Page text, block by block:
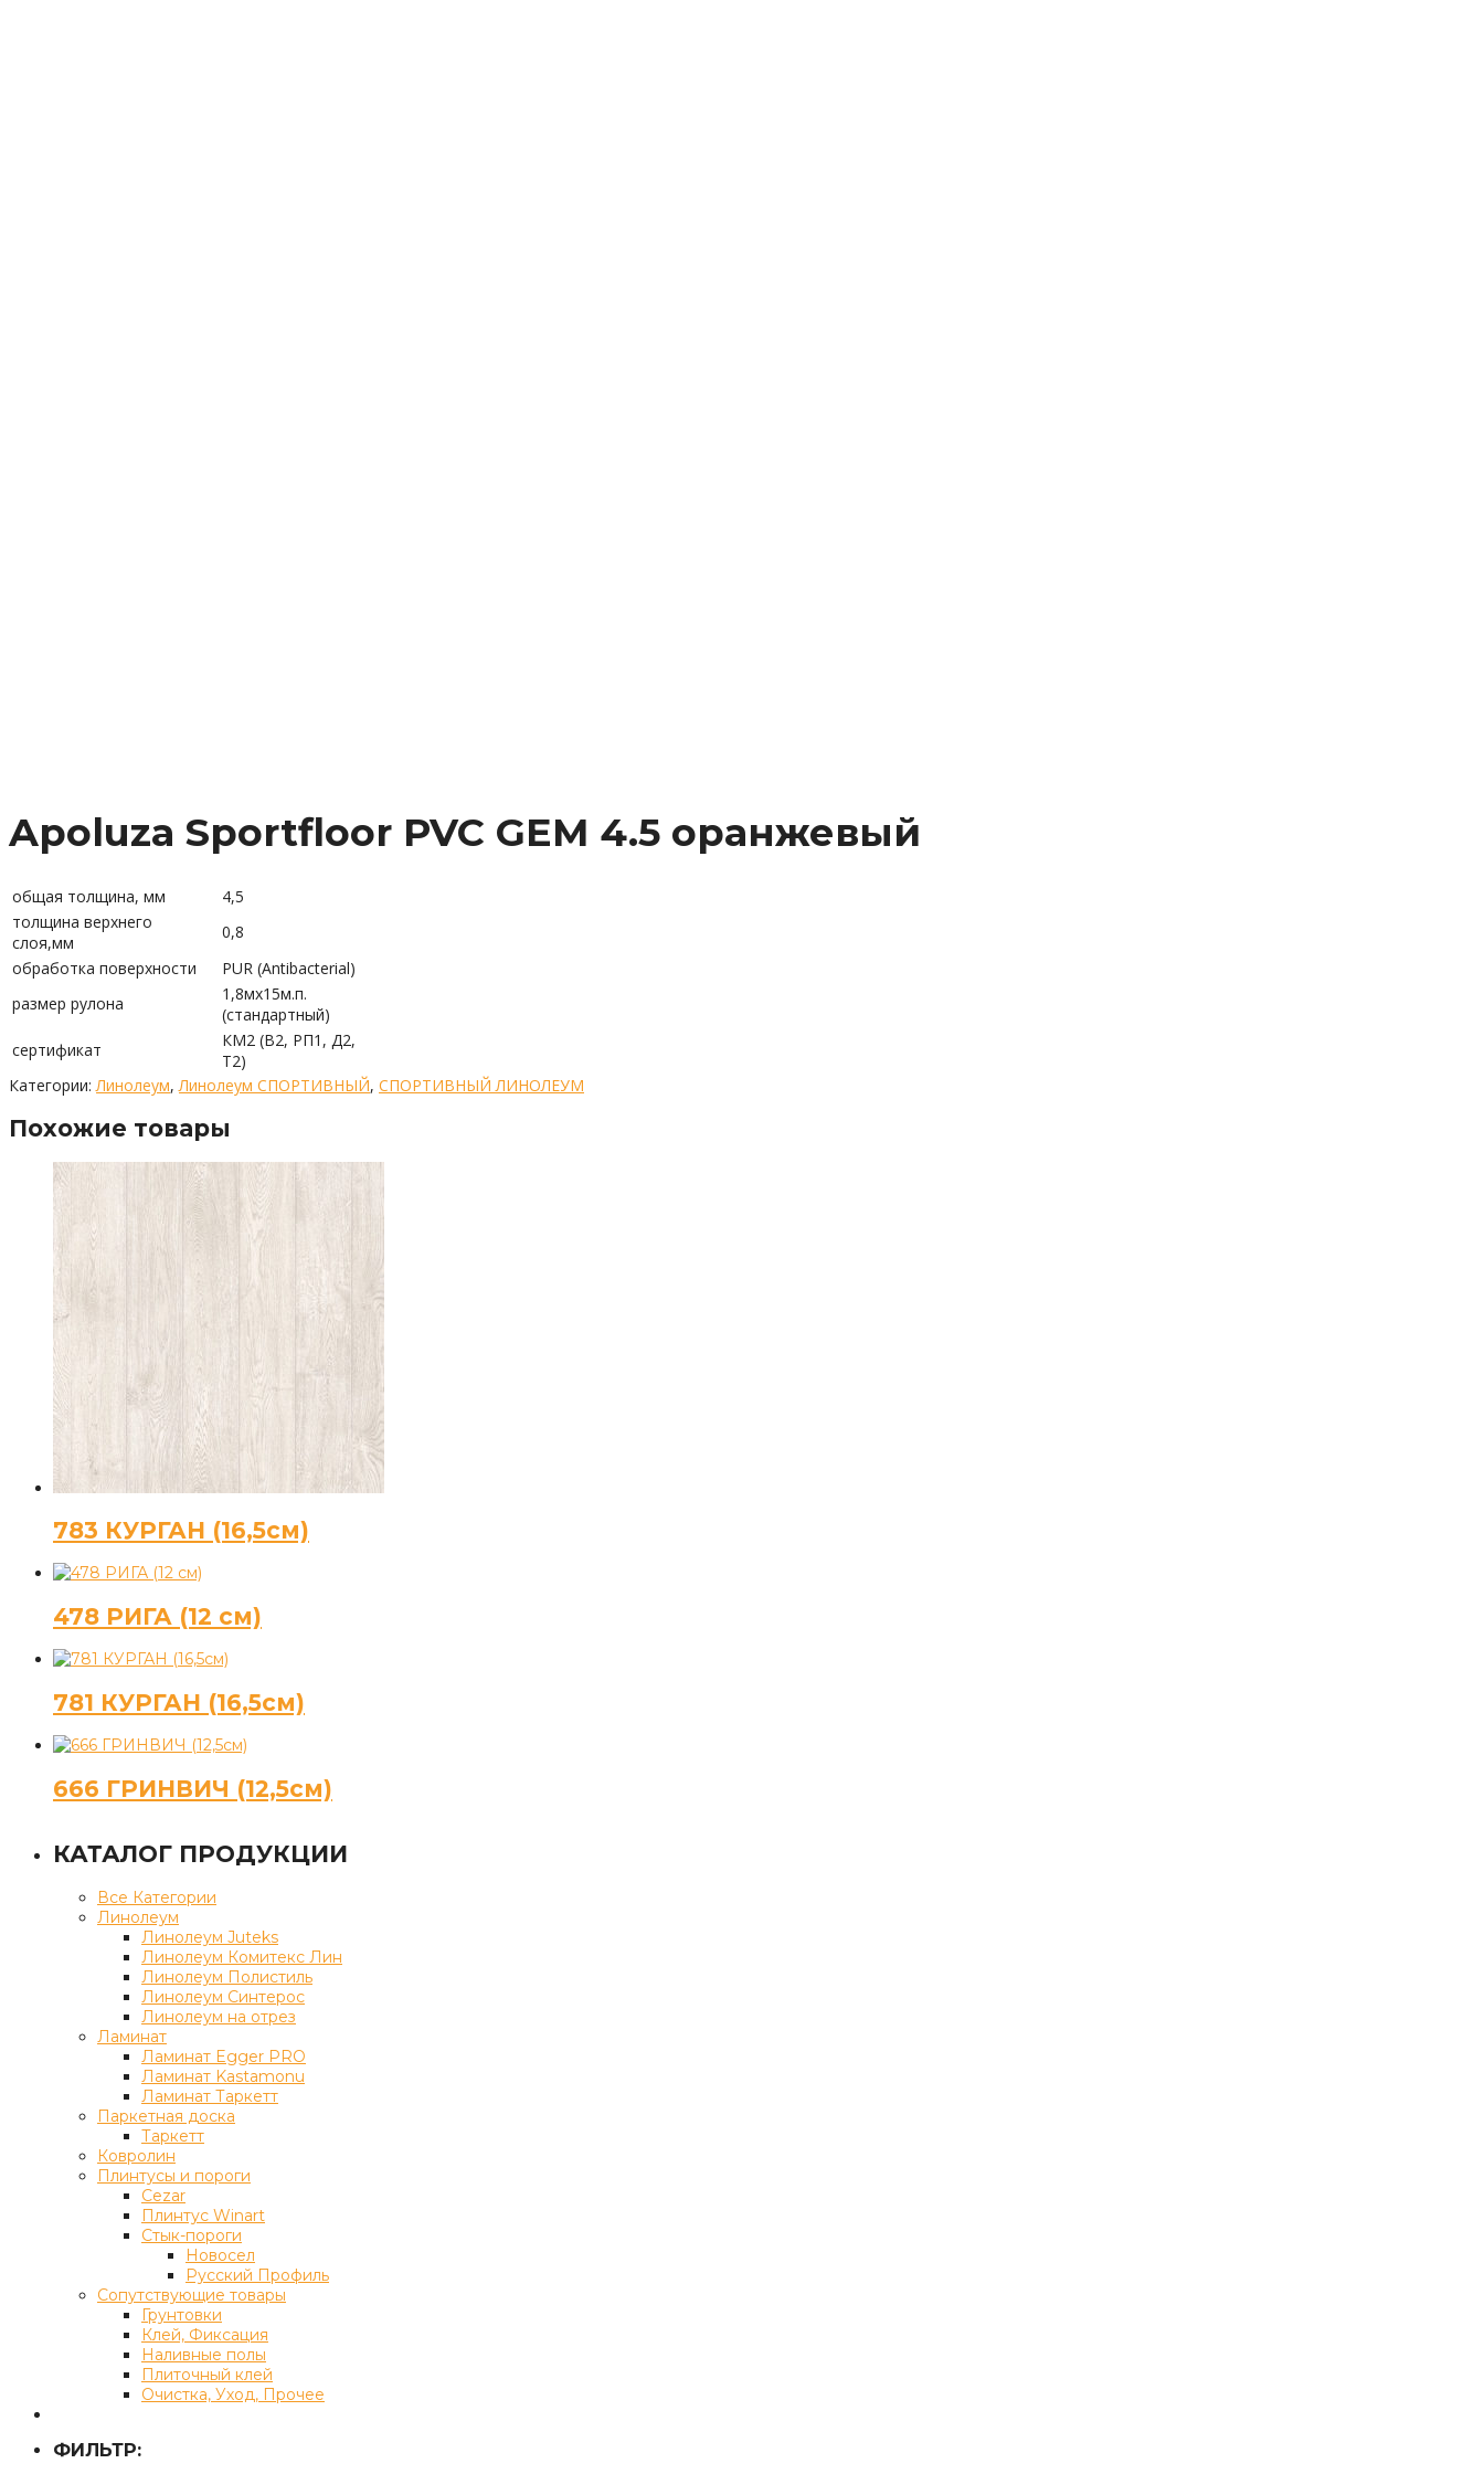
Apoluza Sportfloor PVC GEM 4.5 оранжевый
общая толщина, мм
4,5
толщина верхнего
слоя,мм
0,8
обработка поверхности
PUR (Antibacterial)
размер рулона
1,8мх15м.п.
(стандартный)
сертификат
КМ2 (В2, РП1, Д2,
Т2)
Категории: Линолеум, Линолеум СПОРТИВНЫЙ, СПОРТИВНЫЙ ЛИНОЛЕУМ
Похожие товары
783 КУРГАН (16,5см)
478 РИГА (12 см)
781 КУРГАН (16,5см)
666 ГРИНВИЧ (12,5см)
КАТАЛОГ ПРОДУКЦИИ
Все Категории
Линолеум
Линолеум Juteks
Линолеум Комитекс Лин
Линолеум Полистиль
Линолеум Синтерос
Линолеум на отрез
Ламинат
Ламинат Egger PRO
Ламинат Kastamonu
Ламинат Таркетт
Паркетная доска
Таркетт
Ковролин
Плинтусы и пороги
Cezar
Плинтус Winart
Стык-пороги
Новосел
Русский Профиль
Сопутствующие товары
Грунтовки
Клей, Фиксация
Наливные полы
Плиточный клей
Очистка, Уход, Прочее
ФИЛЬТР: